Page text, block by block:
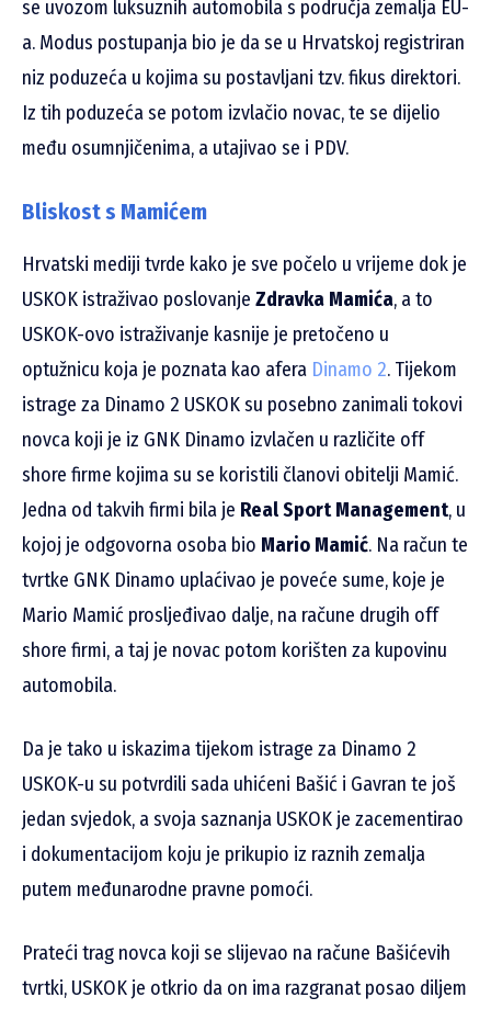
se uvozom luksuznih automobila s područja zemalja EU-
a. Modus postupanja bio je da se u Hrvatskoj registriran
niz poduzeća u kojima su postavljani tzv. fikus direktori.
Iz tih poduzeća se potom izvlačio novac, te se dijelio
među osumnjičenima, a utajivao se i PDV.
Bliskost s Mamićem
Hrvatski mediji tvrde kako je sve počelo u vrijeme dok je
USKOK istraživao poslovanje Zdravka Mamića, a to
USKOK-ovo istraživanje kasnije je pretočeno u
optužnicu koja je poznata kao afera Dinamo 2. Tijekom
istrage za Dinamo 2 USKOK su posebno zanimali tokovi
novca koji je iz GNK Dinamo izvlačen u različite off
shore firme kojima su se koristili članovi obitelji Mamić.
Jedna od takvih firmi bila je Real Sport Management, u
kojoj je odgovorna osoba bio Mario Mamić. Na račun te
tvrtke GNK Dinamo uplaćivao je poveće sume, koje je
Mario Mamić prosljeđivao dalje, na račune drugih off
shore firmi, a taj je novac potom korišten za kupovinu
automobila.
Da je tako u iskazima tijekom istrage za Dinamo 2
USKOK-u su potvrdili sada uhićeni Bašić i Gavran te još
jedan svjedok, a svoja saznanja USKOK je zacementirao
i dokumentacijom koju je prikupio iz raznih zemalja
putem međunarodne pravne pomoći.
Prateći trag novca koji se slijevao na račune Bašićevih
tvrtki, USKOK je otkrio da on ima razgranat posao diljem